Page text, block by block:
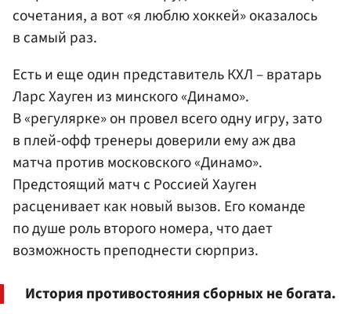
сочетания, а вот «я люблю хоккей» оказалось
в самый раз.
Есть и еще один представитель КХЛ – вратарь
Ларс Хауген из минского «Динамо».
В «регулярке» он провел всего одну игру, зато
в плей-офф тренеры доверили ему аж два
матча против московского «Динамо».
Предстоящий матч с Россией Хауген
расценивает как новый вызов. Его команде
по душе роль второго номера, что дает
возможность преподнести сюрприз.
История противостояния сборных не богата.